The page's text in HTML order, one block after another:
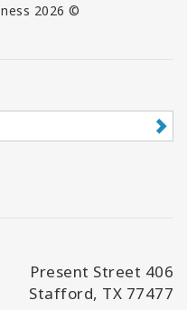
© 2026 Access Consciousness
406 Present Street
Stafford, TX 77477